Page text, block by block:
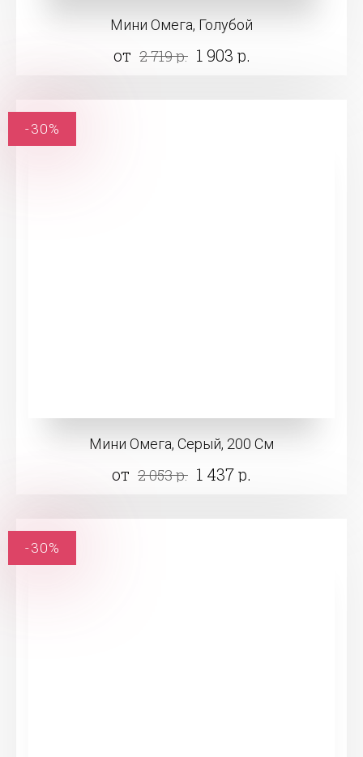
Мини Омега, Голубой
от 2 719 р. 1 903 р.
Мини Омега, Серый, 200 См
от 2 053 р. 1 437 р.
-30%
-30%